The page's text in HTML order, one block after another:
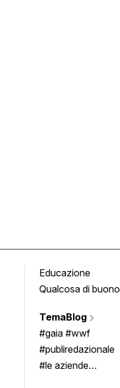
Educazione
Qualcosa di buono
TemaBlog
#gaia #wwf
#publiredazionale
#le aziende